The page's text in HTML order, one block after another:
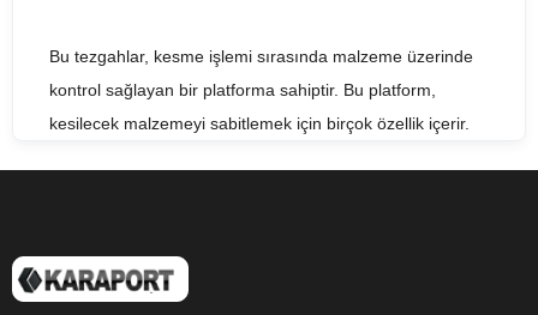
Bu tezgahlar, kesme işlemi sırasında malzeme üzerinde
kontrol sağlayan bir platforma sahiptir. Bu platform,
kesilecek malzemeyi sabitlemek için birçok özellik içerir.
tozu ve atıkları toplamak için bir vakum sistemi ve kesim
işlemi sırasında güvenliği artırmak için bir kalkan içerebilir.